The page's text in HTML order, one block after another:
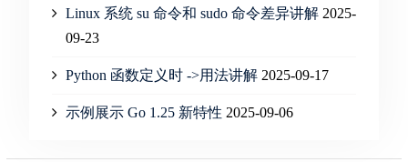
Linux 系统 su 命令和 sudo 命令差异讲解 2025-
09-23
Python 函数定义时 ->用法讲解 2025-09-17
示例展示 Go 1.25 新特性 2025-09-06